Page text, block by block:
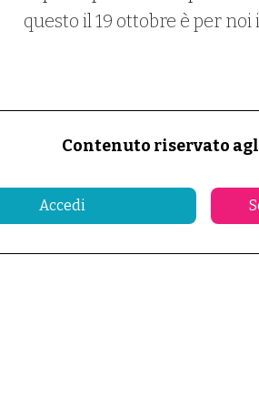
questo il 19 ottobre è per noi
Contenuto riservato
Accedi